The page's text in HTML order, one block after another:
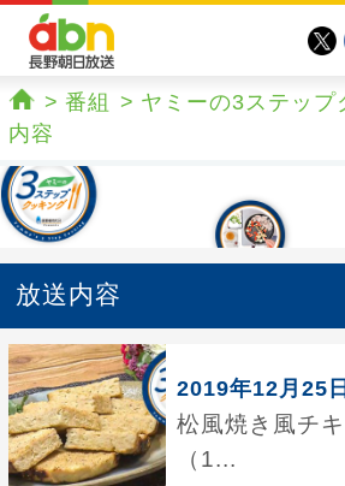
ホーム
番組 ヤミーの3ステップ
内容
放送内容
2019年12月25
松風焼き風チ
（1...